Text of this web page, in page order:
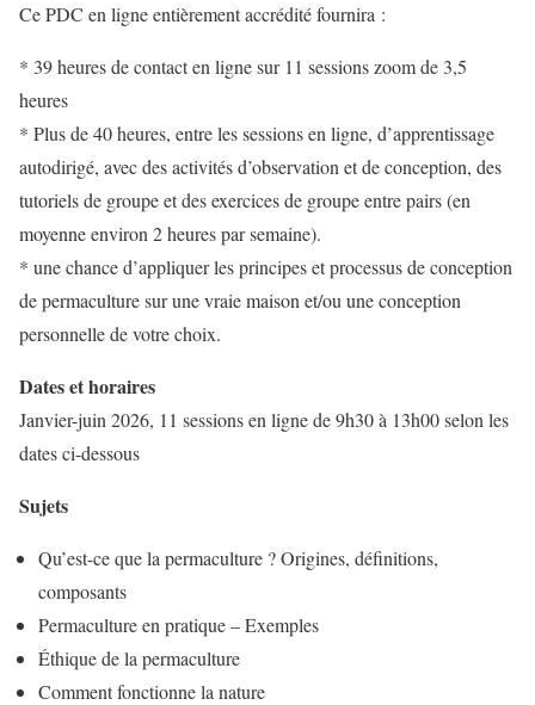
Ce PDC en ligne entièrement accrédité fournira :
* 39 heures de contact en ligne sur 11 sessions zoom de 3,5
heures
* Plus de 40 heures, entre les sessions en ligne, d’apprentissage
autodirigé, avec des activités d’observation et de conception, des
tutoriels de groupe et des exercices de groupe entre pairs (en
moyenne environ 2 heures par semaine).
* une chance d’appliquer les principes et processus de conception
de permaculture sur une vraie maison et/ou une conception
personnelle de votre choix.
Dates et horaires
Janvier-juin 2026, 11 sessions en ligne de 9h30 à 13h00 selon les
dates ci-dessous
Sujets
Qu’est-ce que la permaculture ? Origines, définitions,
composants
Permaculture en pratique – Exemples
Éthique de la permaculture
Comment fonctionne la nature